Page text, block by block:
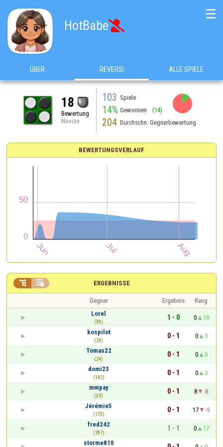
HotBabe
☰
ÜBER REVERSI ALLE SPIELE
18
Bewertung
Novize
103 Spiele
14% Gewonnen (14)
204 Durchschn. Gegnerbewertung
BEWERTUNGSVERLAUF
ERGEBNISSE
 
Gegner Ergebnis
Rang
Lorel
(39)
1 - 0 0
18
kospilot
(24)
0 - 1 0
0
Tomas22
(24)
0 - 1 0
0
domi23
(142)
0 - 1 0
0
mmpay
(30)
0 - 1 8
-8
Jérémie5
(173)
0 - 1 17
-9
fred242
(297)
1 - 1 0
17
storme810